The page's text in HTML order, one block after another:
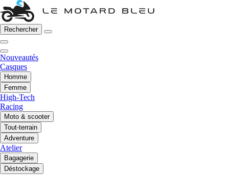
Rechercher
Nouveautés
Casques
Homme
Femme
High-Tech
Racing
Moto & scooter
Tout-terrain
Adventure
Atelier
Bagagerie
Déstockage